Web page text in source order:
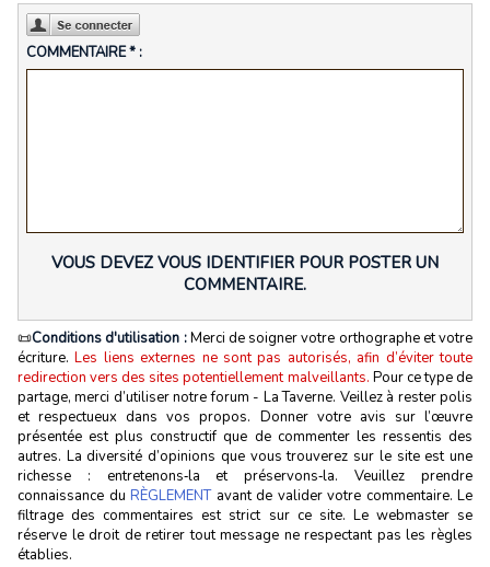
COMMENTAIRE * :
VOUS DEVEZ VOUS IDENTIFIER POUR POSTER UN
COMMENTAIRE.
📜Conditions d'utilisation :Merci de soigner votre orthographe et votre
écriture.Les liens externes ne sont pas autorisés, afin d’éviter toute
redirection vers des sites potentiellement malveillants. Pour ce type de
partage, merci d’utiliser notre forum - La Taverne. Veillez à rester polis
et respectueux dans vos propos. Donner votre avis sur l’œuvre
présentée est plus constructif que de commenter les ressentis des
autres. La diversité d’opinions que vous trouverez sur le site est une
richesse : entretenons‑la et préservons‑la. Veuillez prendre
connaissance du RÈGLEMENTavant de valider votre commentaire. Le
filtrage des commentaires est strict sur ce site. Le webmaster se
réserve le droit de retirer tout message ne respectant pas les règles
établies.